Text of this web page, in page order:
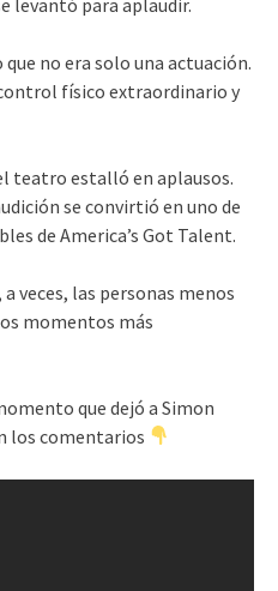
no era solo una actuación.
físico extraordinario y
teatro estalló en aplausos.
se convirtió en uno de
de America’s Got Talent.
veces, las personas menos
momentos más
que dejó a Simon
los comentarios